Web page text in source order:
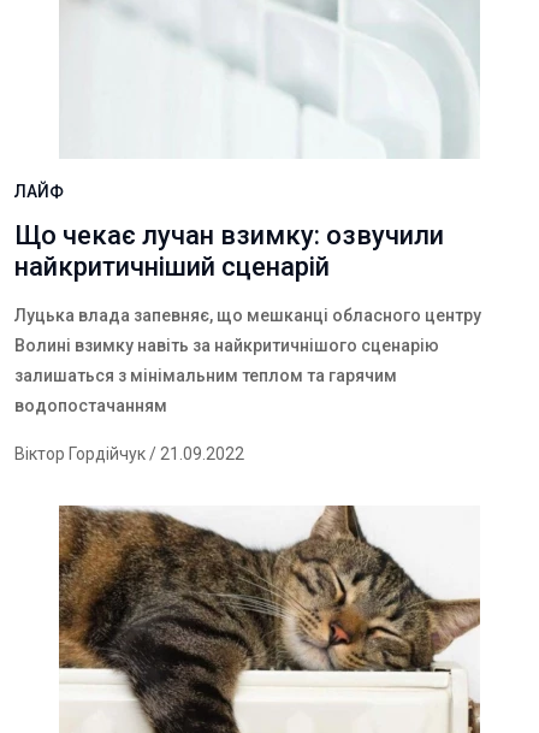
ЛАЙФ
Що чекає лучан взимку: озвучили
найкритичніший сценарій
Луцька влада запевняє, що мешканці обласного центру
Волині взимку навіть за найкритичнішого сценарію
залишаться з мінімальним теплом та гарячим
водопостачанням
Віктор Гордійчук/ 21.09.2022